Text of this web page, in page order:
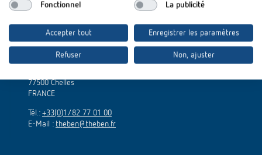
Theben SAS
77500 Chelles
FRANCE
Tél.: +33(0)1/82 77 01 00
E-Mail : theben@theben.fr
Fonctionnel La publicité
Accepter tout Enregistrer les paramètres
Refuser Non, ajuster